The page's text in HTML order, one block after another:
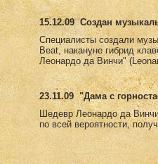
15.12.09 Создан
Специалисты создали
Beat, накануне гибрид
Леонардо да Винчи"
23.11.09 "Дама с
Шедевр Леонардо да
по всей вероятности,